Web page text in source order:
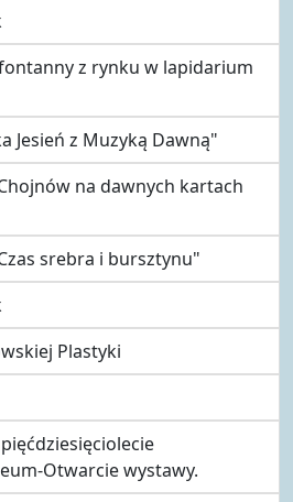
z rynku w lapidarium
Jesień z Muzyką Dawną"
na dawnych kartach
srebra i bursztynu"
Plastyki
Otwarcie wystawy.